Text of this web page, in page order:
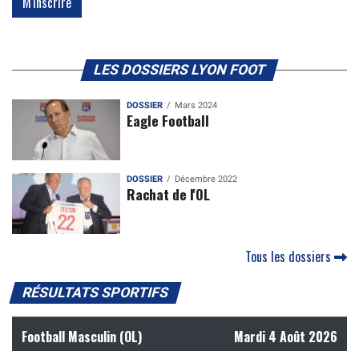
LES DOSSIERS LYON FOOT
DOSSIER Mars 2024
Eagle Football
DOSSIER Décembre 2022
Rachat de l'OL
Tous les dossiers
RÉSULTATS SPORTIFS
Football Masculin (OL) Mardi 4 Août 2026